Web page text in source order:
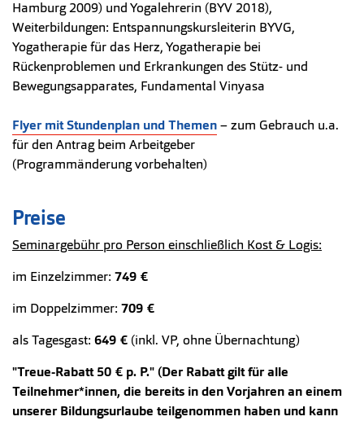
Hamburg 2009) und Yogalehrerin (BYV 2018),
Weiterbildungen: Entspannungskursleiterin BYVG,
Yogatherapie für das Herz, Yogatherapie bei
Rückenproblemen und Erkrankungen des Stütz- und
Bewegungsapparates, Fundamental Vinyasa
Flyer mit Stundenplan und Themen– zum Gebrauch u.a.
für den Antrag beim Arbeitgeber
(Programmänderung vorbehalten)
Preise
Seminargebühr pro Person einschließlich Kost & Logis:
im Einzelzimmer: 749 €
im Doppelzimmer: 709 €
als Tagesgast: 649 € (inkl. VP, ohne Übernachtung)
"Treue-Rabatt 50 € p. P." (Der Rabatt gilt für alle
Teilnehmer*innen, die bereits in den Vorjahren an einem
unserer Bildungsurlaube teilgenommen haben und kann